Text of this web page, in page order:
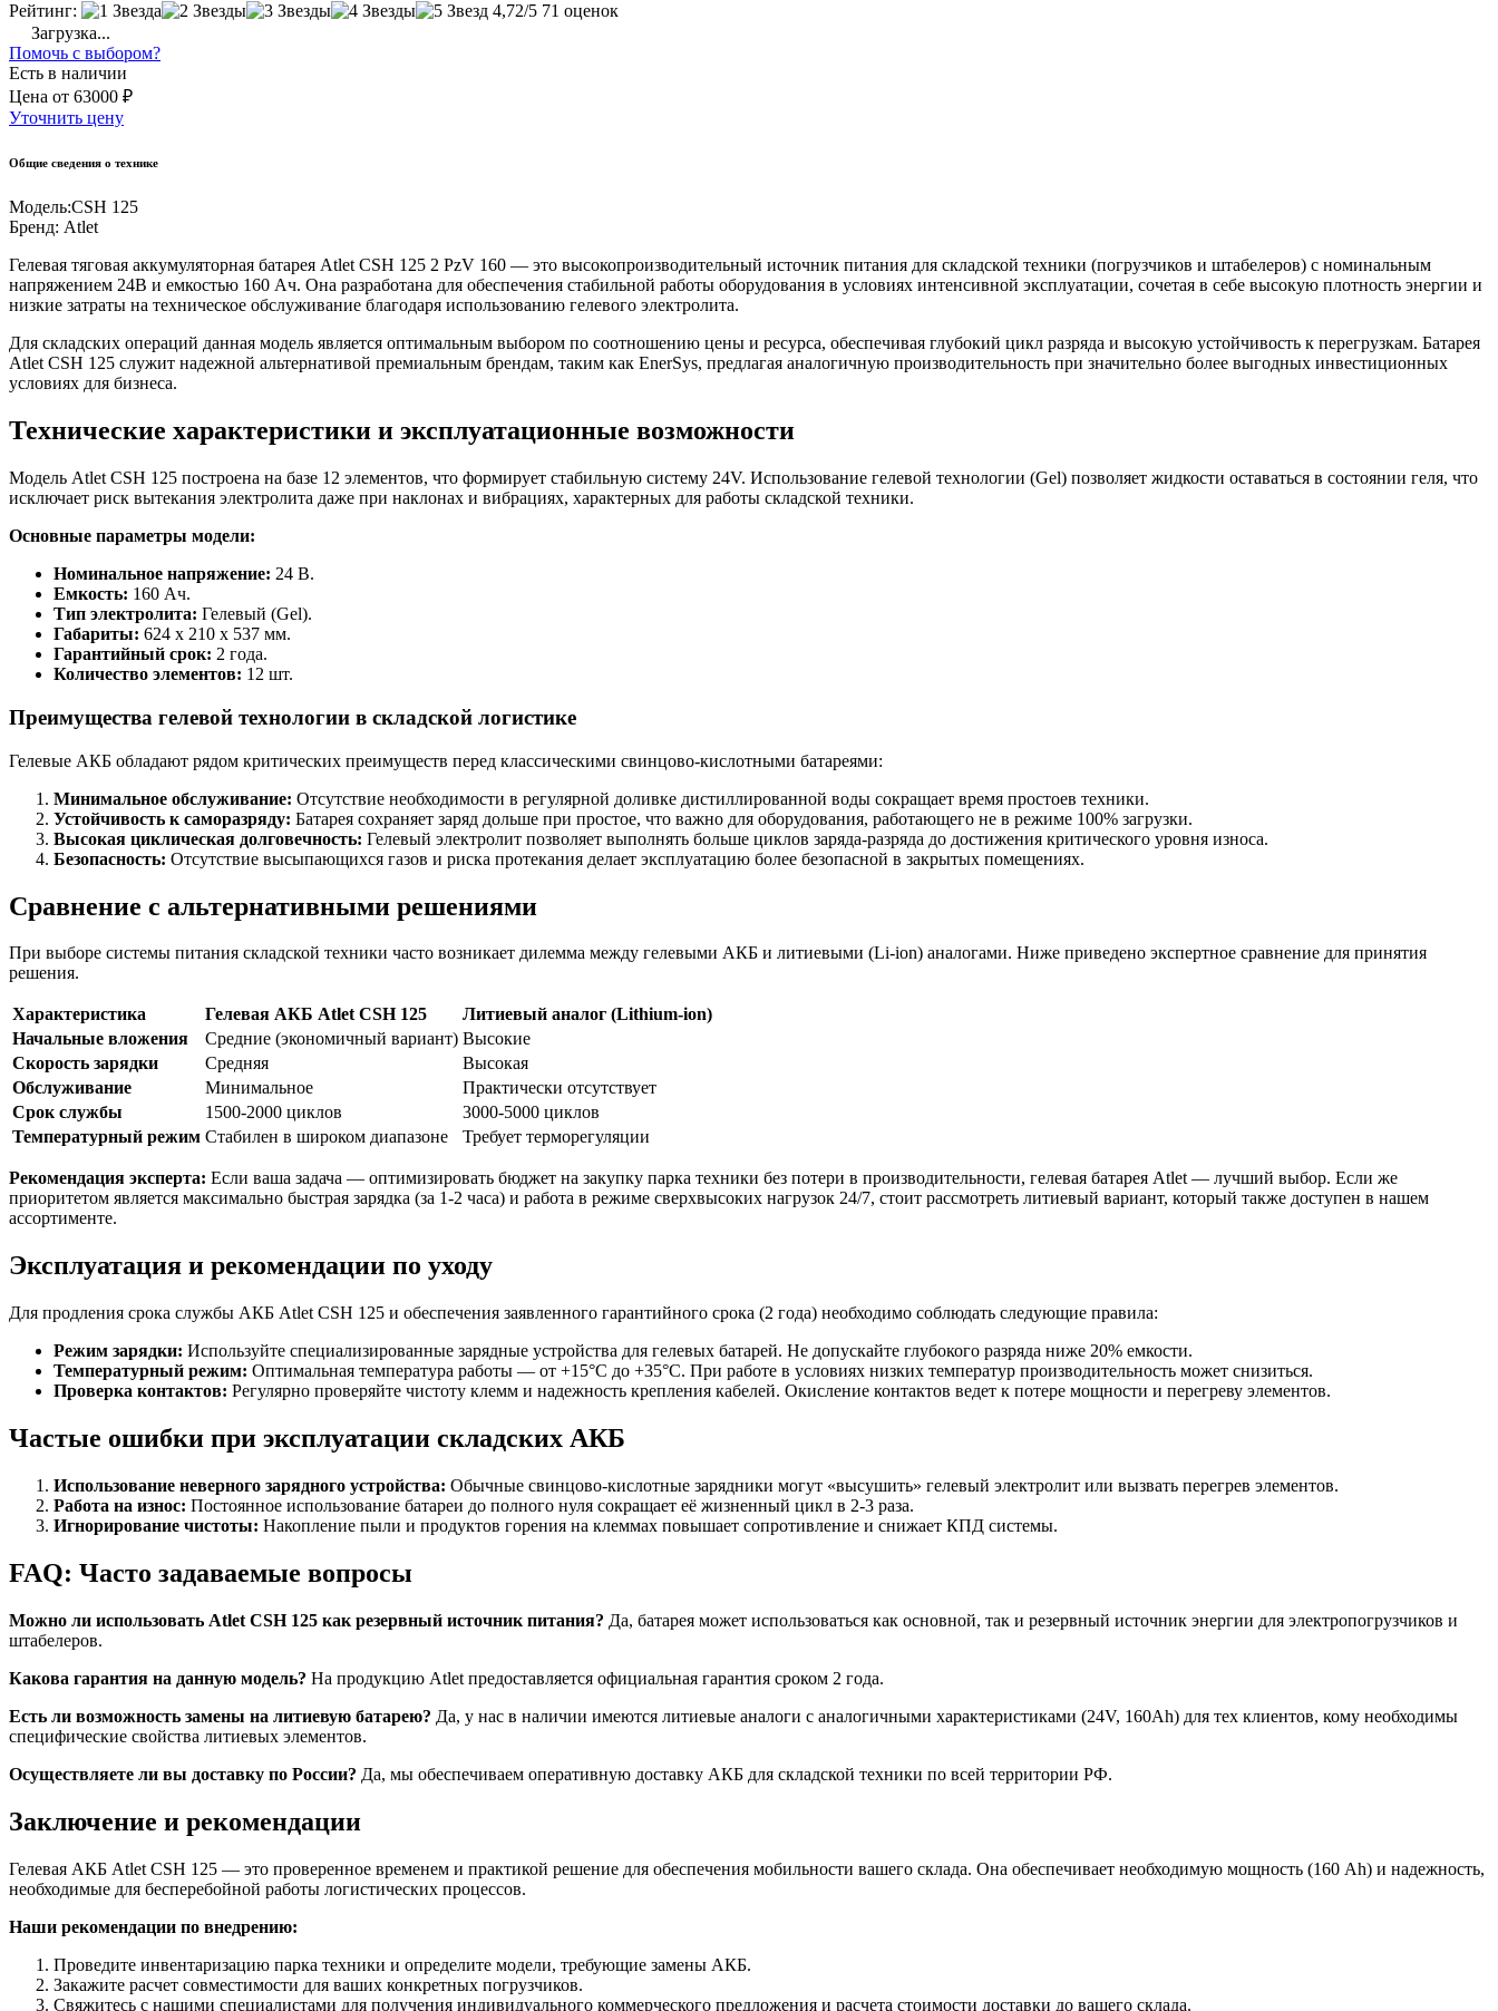
Рейтинг: 4,72/5 71 оценок
Загрузка...
Помочь с выбором?
Есть в наличии
Цена от 63000 ₽
Уточнить цену
Общие сведения о технике
Модель:CSH 125
Бренд: Atlet
Гелевая тяговая аккумуляторная батарея Atlet CSH 125 2 PzV 160 — это высокопроизводительный источник питания для складской техники (погрузчиков и штабелеров) с номинальным
напряжением 24В и емкостью 160 Ач. Она разработана для обеспечения стабильной работы оборудования в условиях интенсивной эксплуатации, сочетая в себе высокую плотность энергии и
низкие затраты на техническое обслуживание благодаря использованию гелевого электролита.
Для складских операций данная модель является оптимальным выбором по соотношению цены и ресурса, обеспечивая глубокий цикл разряда и высокую устойчивость к перегрузкам. Батарея
Atlet CSH 125 служит надежной альтернативой премиальным брендам, таким как EnerSys, предлагая аналогичную производительность при значительно более выгодных инвестиционных
условиях для бизнеса.
Технические характеристики и эксплуатационные возможности
Модель Atlet CSH 125 построена на базе 12 элементов, что формирует стабильную систему 24V. Использование гелевой технологии (Gel) позволяет жидкости оставаться в состоянии геля, что
исключает риск вытекания электролита даже при наклонах и вибрациях, характерных для работы складской техники.
Основные параметры модели:
Номинальное напряжение: 24 В.
Емкость: 160 Ач.
Тип электролита: Гелевый (Gel).
Габариты: 624 x 210 x 537 мм.
Гарантийный срок: 2 года.
Количество элементов: 12 шт.
Преимущества гелевой технологии в складской логистике
Гелевые АКБ обладают рядом критических преимуществ перед классическими свинцово-кислотными батареями:
Минимальное обслуживание: Отсутствие необходимости в регулярной доливке дистиллированной воды сокращает время простоев техники.
Устойчивость к саморазряду: Батарея сохраняет заряд дольше при простое, что важно для оборудования, работающего не в режиме 100% загрузки.
Высокая циклическая долговечность: Гелевый электролит позволяет выполнять больше циклов заряда-разряда до достижения критического уровня износа.
Безопасность: Отсутствие высыпающихся газов и риска протекания делает эксплуатацию более безопасной в закрытых помещениях.
Сравнение с альтернативными решениями
При выборе системы питания складской техники часто возникает дилемма между гелевыми АКБ и литиевыми (Li-ion) аналогами. Ниже приведено экспертное сравнение для принятия
решения.
Характеристика Гелевая АКБ Atlet CSH 125
Литиевый аналог (Lithium-ion)
Начальные вложения
Средние (экономичный вариант) Высокие
Скорость зарядки
Средняя
Высокая
Обслуживание
Минимальное
Практически отсутствует
Срок службы
1500-2000 циклов
3000-5000 циклов
Температурный режим Стабилен в широком диапазоне Требует терморегуляции
Рекомендация эксперта: Если ваша задача — оптимизировать бюджет на закупку парка техники без потери в производительности, гелевая батарея Atlet — лучший выбор. Если же
приоритетом является максимально быстрая зарядка (за 1-2 часа) и работа в режиме сверхвысоких нагрузок 24/7, стоит рассмотреть литиевый вариант, который также доступен в нашем
ассортименте.
Эксплуатация и рекомендации по уходу
Для продления срока службы АКБ Atlet CSH 125 и обеспечения заявленного гарантийного срока (2 года) необходимо соблюдать следующие правила:
Режим зарядки: Используйте специализированные зарядные устройства для гелевых батарей. Не допускайте глубокого разряда ниже 20% емкости.
Температурный режим: Оптимальная температура работы — от +15°C до +35°C. При работе в условиях низких температур производительность может снизиться.
Проверка контактов: Регулярно проверяйте чистоту клемм и надежность крепления кабелей. Окисление контактов ведет к потере мощности и перегреву элементов.
Частые ошибки при эксплуатации складских АКБ
Использование неверного зарядного устройства: Обычные свинцово-кислотные зарядники могут «высушить» гелевый электролит или вызвать перегрев элементов.
Работа на износ: Постоянное использование батареи до полного нуля сокращает её жизненный цикл в 2-3 раза.
Игнорирование чистоты: Накопление пыли и продуктов горения на клеммах повышает сопротивление и снижает КПД системы.
FAQ: Часто задаваемые вопросы
Можно ли использовать Atlet CSH 125 как резервный источник питания? Да, батарея может использоваться как основной, так и резервный источник энергии для электропогрузчиков и
штабелеров.
Какова гарантия на данную модель? На продукцию Atlet предоставляется официальная гарантия сроком 2 года.
Есть ли возможность замены на литиевую батарею? Да, у нас в наличии имеются литиевые аналоги с аналогичными характеристиками (24V, 160Ah) для тех клиентов, кому необходимы
специфические свойства литиевых элементов.
Осуществляете ли вы доставку по России? Да, мы обеспечиваем оперативную доставку АКБ для складской техники по всей территории РФ.
Заключение и рекомендации
Гелевая АКБ Atlet CSH 125 — это проверенное временем и практикой решение для обеспечения мобильности вашего склада. Она обеспечивает необходимую мощность (160 Ah) и надежность,
необходимые для бесперебойной работы логистических процессов.
Наши рекомендации по внедрению:
Проведите инвентаризацию парка техники и определите модели, требующие замены АКБ.
Закажите расчет совместимости для ваших конкретных погрузчиков.
Свяжитесь с нашими специалистами для получения индивидуального коммерческого предложения и расчета стоимости доставки до вашего склада.